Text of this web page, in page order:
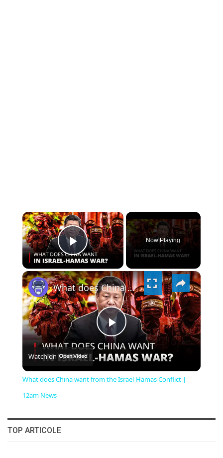
×
PLAY
VIDEO
Now Playing
×
PLAY
VIDEO
What does China want from the Israel-Hamas Conflict | 12am News
Watch on
What does China want from the Israel-Hamas Conflict |
12am News
TOP ARTICOLE